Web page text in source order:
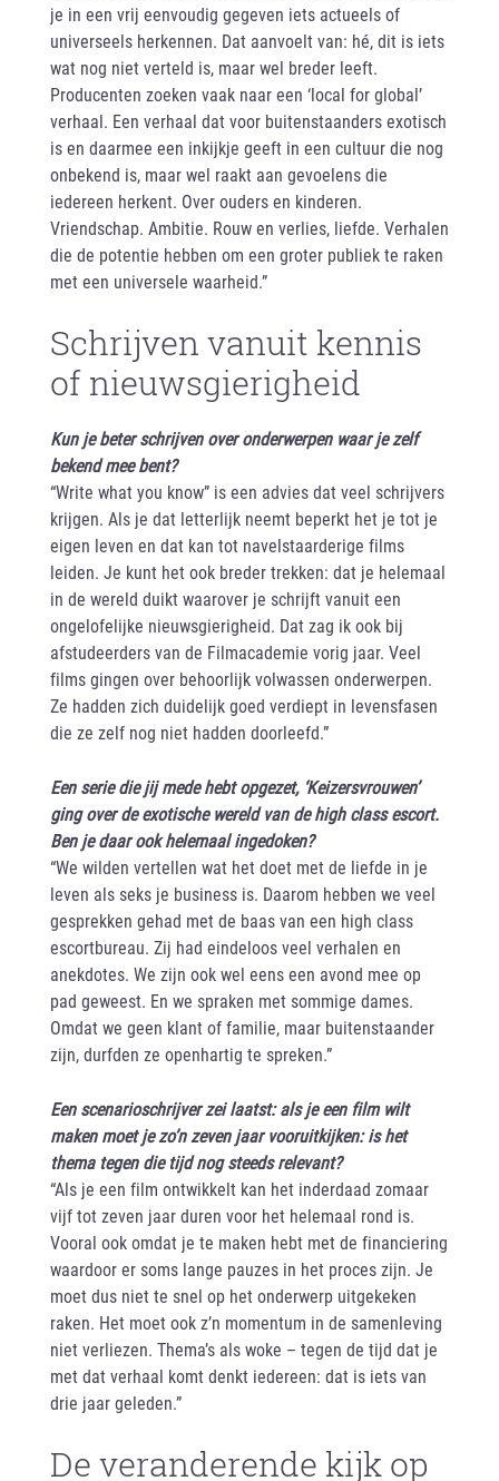
je in een vrij eenvoudig gegeven iets actueels of
universeels herkennen. Dat aanvoelt van: hé, dit is iets
wat nog niet verteld is, maar wel breder leeft.
Producenten zoeken vaak naar een ‘local for global’
verhaal. Een verhaal dat voor buitenstaanders exotisch
is en daarmee een inkijkje geeft in een cultuur die nog
onbekend is, maar wel raakt aan gevoelens die
iedereen herkent. Over ouders en kinderen.
Vriendschap. Ambitie. Rouw en verlies, liefde. Verhalen
die de potentie hebben om een groter publiek te raken
met een universele waarheid.”
Schrijven vanuit kennis
of nieuwsgierigheid
Kun je beter schrijven over onderwerpen waar je zelf
bekend mee bent?
“Write what you know” is een advies dat veel schrijvers
krijgen. Als je dat letterlijk neemt beperkt het je tot je
eigen leven en dat kan tot navelstaarderige films
leiden. Je kunt het ook breder trekken: dat je helemaal
in de wereld duikt waarover je schrijft vanuit een
ongelofelijke nieuwsgierigheid. Dat zag ik ook bij
afstudeerders van de Filmacademie vorig jaar. Veel
films gingen over behoorlijk volwassen onderwerpen.
Ze hadden zich duidelijk goed verdiept in levensfasen
die ze zelf nog niet hadden doorleefd.”
Een serie die jij mede hebt opgezet, ‘Keizersvrouwen’
ging over de exotische wereld van de high class escort.
Ben je daar ook helemaal ingedoken?
“We wilden vertellen wat het doet met de liefde in je
leven als seks je business is. Daarom hebben we veel
gesprekken gehad met de baas van een high class
escortbureau. Zij had eindeloos veel verhalen en
anekdotes. We zijn ook wel eens een avond mee op
pad geweest. En we spraken met sommige dames.
Omdat we geen klant of familie, maar buitenstaander
zijn, durfden ze openhartig te spreken.”
Een scenarioschrijver zei laatst: als je een film wilt
maken moet je zo’n zeven jaar vooruitkijken: is het
thema tegen die tijd nog steeds relevant?
“Als je een film ontwikkelt kan het inderdaad zomaar
vijf tot zeven jaar duren voor het helemaal rond is.
Vooral ook omdat je te maken hebt met de financiering
waardoor er soms lange pauzes in het proces zijn. Je
moet dus niet te snel op het onderwerp uitgekeken
raken. Het moet ook z’n momentum in de samenleving
niet verliezen. Thema’s als woke – tegen de tijd dat je
met dat verhaal komt denkt iedereen: dat is iets van
drie jaar geleden.”
De veranderende kijk op